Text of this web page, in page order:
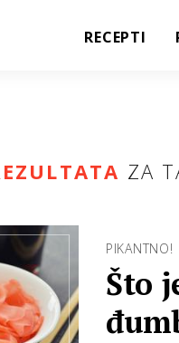
RECEPTI
ZA
PIKANTNO!
Što